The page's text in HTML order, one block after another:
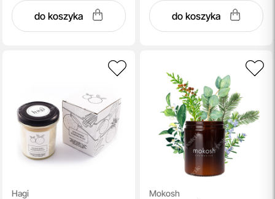
do koszyka do koszyka
Hagi Mokosh